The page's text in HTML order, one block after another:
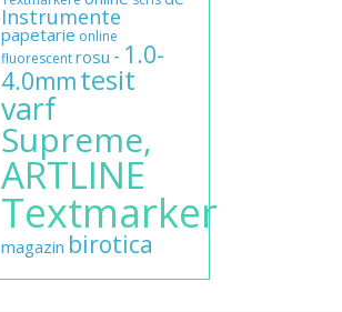
Instrumente
papetarie online
fluorescent rosu - 1.0-
4.0mmtesit
varf
Supreme,
ARTLINE
Textmarker
magazin birotica